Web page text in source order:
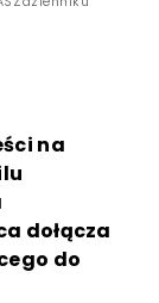
na
dołącza
do